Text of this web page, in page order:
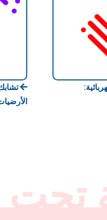
تحت